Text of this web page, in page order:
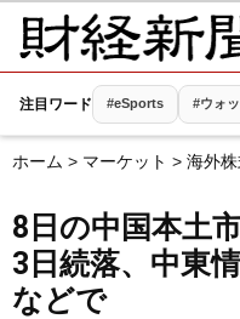
注目ワード #eSports #ウォ
ホーム > マーケット > 海外
8日の中国本土
3日続落、中東
などで